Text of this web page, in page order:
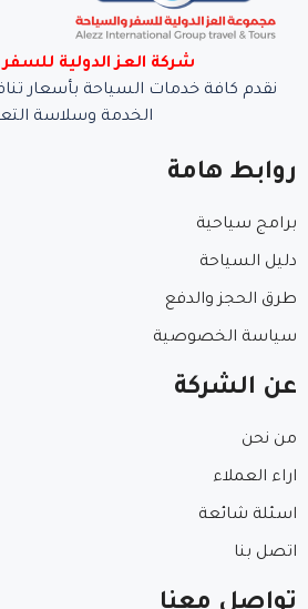
شركة العز الدولية
نقدم كافة خدمات السياحة بأسعار
الخدمة وسلاسة
روابط هامة
برامج سياحية
دليل السياحة
طرق الحجز والدفع
سياسة الخصوصية
عن الشركة
من نحن
اراء العملاء
اسئلة شائعة
اتصل بنا